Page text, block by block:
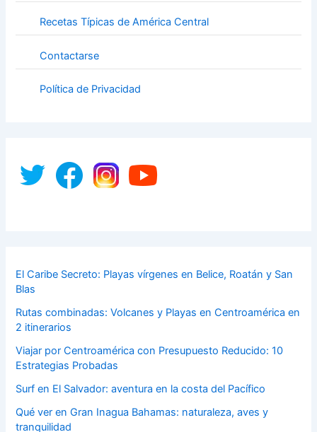
Recetas Típicas de América Central
Contactarse
Política de Privacidad
El Caribe Secreto: Playas vírgenes en Belice, Roatán y San
Blas
Rutas combinadas: Volcanes y Playas en Centroamérica en
2 itinerarios
Viajar por Centroamérica con Presupuesto Reducido: 10
Estrategias Probadas
Surf en El Salvador: aventura en la costa del Pacífico
Qué ver en Gran Inagua Bahamas: naturaleza, aves y
tranquilidad